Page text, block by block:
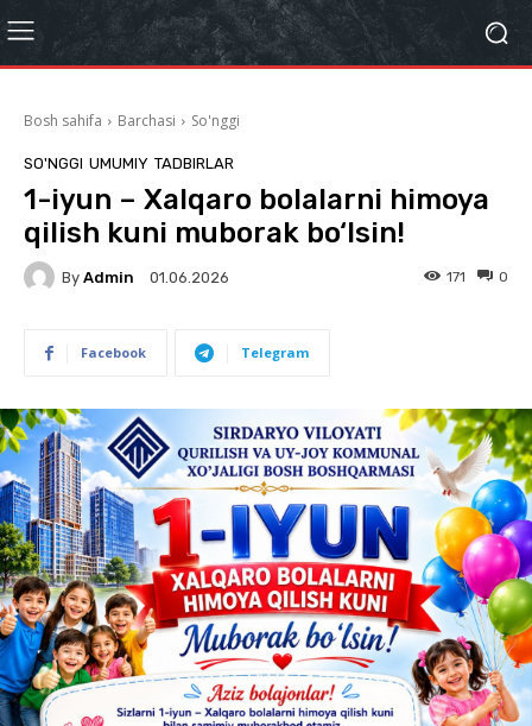
Bosh sahifa Barchasi So'nggi
SO'NGGI UMUMIY TADBIRLAR
1-iyun – Xalqaro bolalarni himoya
qilish kuni muborak bo‘lsin!
By Admin 01.06.2026 0
171
Facebook Telegram